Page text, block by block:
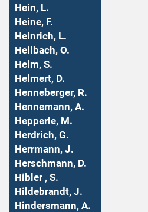
Hein, L.
Heine, F.
Heinrich, L.
Hellbach, O.
Helm, S.
Helmert, D.
Henneberger, R.
Hennemann, A.
Hepperle, M.
Herdrich, G.
Herrmann, J.
Herschmann, D.
Hibler , S.
Hildebrandt, J.
Hindersmann, A.